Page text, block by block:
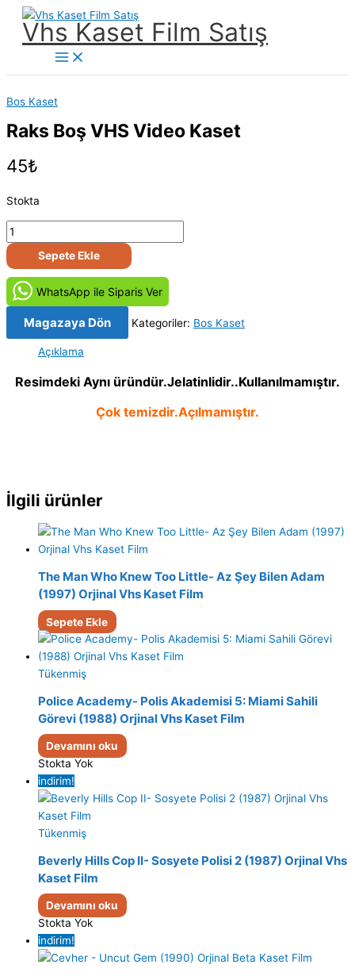
İçeriğe
Vhs Kaset Film Satış
Main
Menu
Bos Kaset
Raks Boş VHS Video Kaset
45₺
Stokta
Raks
Boş
VHS
Video
Kaset
adet
Sepete Ekle
WhatsApp ile Siparis Ver
Magazaya Dön Kategoriler: Bos Kaset
Açıklama
Resimdeki Aynı üründür.Jelatinlidir..Kullanılmamıştır.
Çok temizdir.Açılmamıştır.
İlgili ürünler
The Man Who Knew Too Little- Az Şey Bilen Adam
(1997) Orjinal Vhs Kaset Film
Sepete Ekle
Tükenmiş
Police Academy- Polis Akademisi 5: Miami Sahili
Görevi (1988) Orjinal Vhs Kaset Film
Devamını oku
Stokta Yok
indirim!
Tükenmiş
Beverly Hills Cop II- Sosyete Polisi 2 (1987) Orjinal Vhs
Kaset Film
Devamını oku
Stokta Yok
indirim!